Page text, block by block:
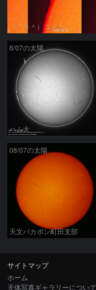
（＾０＾）コメト
8/07の太陽
ハム太
08/07の太陽
天文バカボン町田支部
サイトマップ
ホーム
天体写真ギャラリーについて